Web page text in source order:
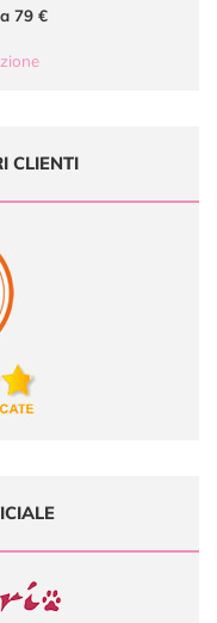
79 €
CLIENTI